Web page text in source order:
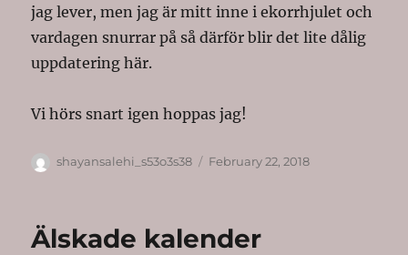
jag lever, men jag är mitt inne i ekorrhjulet och
vardagen snurrar på så därför blir det lite dålig
uppdatering här.
Vi hörs snart igen hoppas jag!
Author
shayansalehi_s53o3s38
Posted
February 22, 2018
Älskade kalender